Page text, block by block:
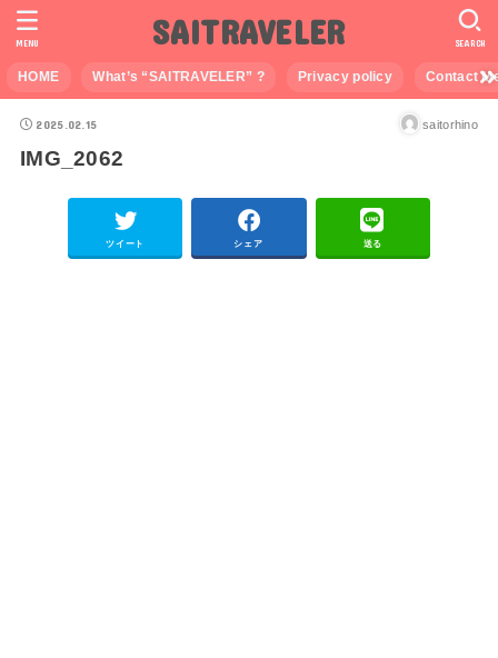
SAITRAVELER
HOME What’s “SAITRAVELER” ? Privacy policy Contact
SEARCH
MENU
2025.02.15 saitorhino
IMG_2062
ツイート シェア 送る